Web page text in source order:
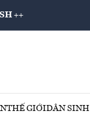
++
THẾ GIỚIDÂN SINH